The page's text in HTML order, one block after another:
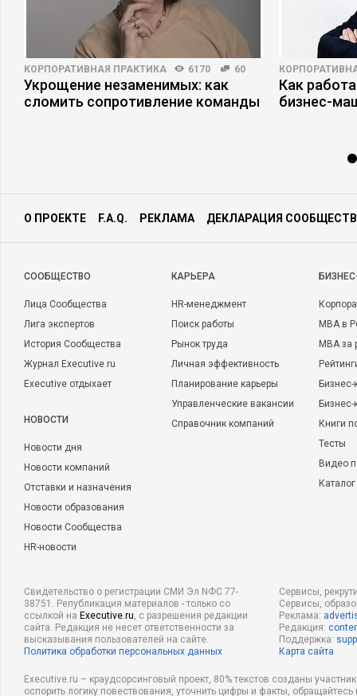
КОРПОРАТИВНАЯ ПРАКТИКА 6170 60
Укрощение незаменимых: как
сломить сопротивление команды
Как
бизнес-
О ПРОЕКТЕ F.A.Q. РЕКЛАМА ДЕКЛАРАЦИЯ
CООБЩЕСТВО
Лица Сообщества
Лига экспертов
История Сообщества
Журнал Executive.ru
Executive отдыхает
НОВОСТИ
Новости дня
Новости компаний
Отставки и назначения
Новости образования
Новости Сообщества
HR-новости
КАРЬЕРА
HR-менеджмент
Поиск работы
Рынок труда
Личная эффективность
Планирование карьеры
Управленческие вакансии
Справочник компаний
MBA в
MBA
Бизнес-
Книги
Тесты
Видео
Свидетельство о регистрации СМИ Эл NФС 77-
38751. Републикация материалов - только со
ссылкой на Executive.ru, с разрешения редакции
сайта. Редакция не несет ответственности за
высказывания пользователей на сайте.
Политика обработки персональных данных
Сервисы,
Сервисы,
Реклама:
Редакция:
Поддержка:
Карта сайта
Executive.ru – краудсорсинговый проект, 80% текстов созданы
оспорить логику повествования, уточнить цифры и факты,